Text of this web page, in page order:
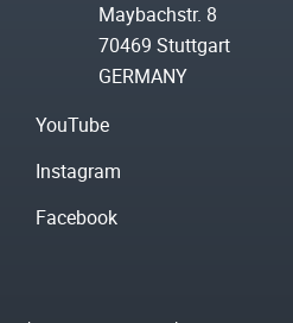
Maybachstr. 8
70469 Stuttgart
GERMANY
YouTube
Instagram
Facebook